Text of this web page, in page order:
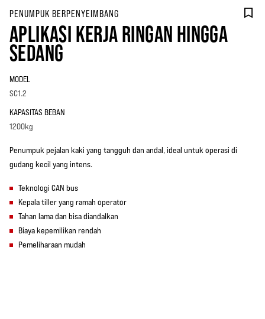
PENUMPUK BERPENYEIMBANG
APLIKASI KERJA RINGAN HINGGA
SEDANG
MODEL
SC1.2
KAPASITAS BEBAN
1200kg
Penumpuk pejalan kaki yang tangguh dan andal, ideal untuk operasi di
gudang kecil yang intens.
Teknologi CAN bus
Kepala tiller yang ramah operator
Tahan lama dan bisa diandalkan
Biaya kepemilikan rendah
Pemeliharaan mudah